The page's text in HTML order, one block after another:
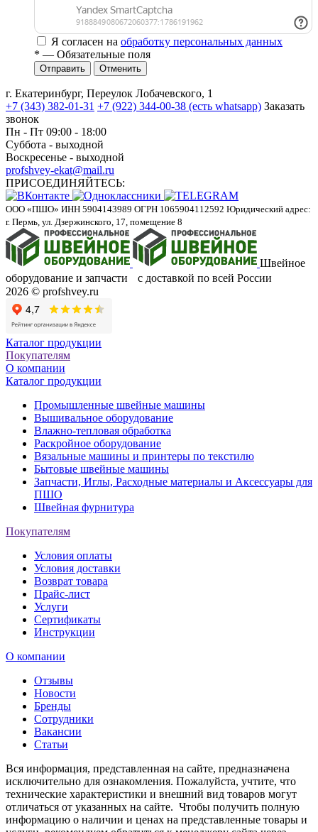
Я согласен на обработку персональных данных
* — Обязательные поля
Отменить
г. Екатеринбург, Переулок Лобачевского, 1
+7 (343) 382-01-31 +7 (922) 344-00-38 (есть whatsapp) Заказать
звонок
Пн - Пт 09:00 - 18:00
Суббота - выходной
Воскресенье - выходной
profshvey-ekat@mail.ru
ПРИСОЕДИНЯЙТЕСЬ:
ООО «ПШО» ИНН 5904143989 ОГРН 1065904112592 Юридический адрес:
г. Пермь, ул. Дзержинского, 17, помещение 8
Швейное
оборудование и запчасти с доставкой по всей России
2026 © profshvey.ru
Каталог продукции
Покупателям
О компании
Каталог продукции
Промышленные швейные машины
Вышивальное оборудование
Влажно-тепловая обработка
Раскройное оборудование
Вязальные машины и принтеры по текстилю
Бытовые швейные машины
Запчасти, Иглы, Расходные материалы и Аксессуары для
ПШО
Швейная фурнитура
Покупателям
Условия оплаты
Условия доставки
Возврат товара
Прайс-лист
Услуги
Сертификаты
Инструкции
О компании
Отзывы
Новости
Бренды
Сотрудники
Вакансии
Статьи
Вся информация, представленная на сайте, предназначена
исключительно для ознакомления. Пожалуйста, учтите, что
технические характеристики и внешний вид товаров могут
отличаться от указанных на сайте. Чтобы получить полную
информацию о наличии и ценах на представленные товары и